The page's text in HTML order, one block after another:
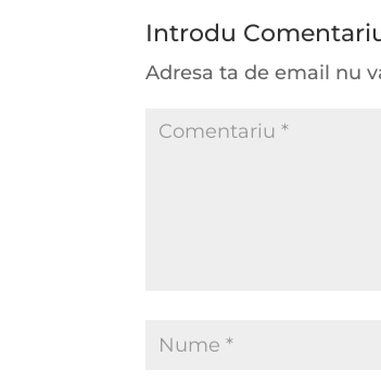
Introdu
Adresa ta de email nu